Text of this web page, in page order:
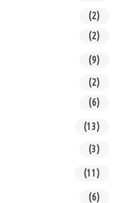
(2)
(2)
(9)
(2)
(6)
(13)
(3)
(11)
(6)